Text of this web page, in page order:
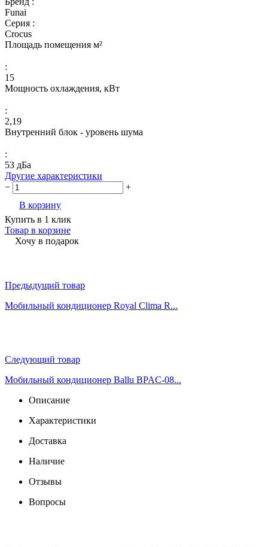
Funai
Серия :
Crocus
Площадь помещения м²
:
15
Мощность охлаждения, кВт
:
2,19
Внутренний блок - уровень шума
:
53 дБа
Другие характеристики
−
+
В корзину
Купить в 1 клик
Товар в корзине
Хочу в подарок
Предыдущий товар
Мобильный кондиционер Royal Clima R...
Следующий товар
Мобильный кондиционер Ballu BPAC-08...
Описание
Характеристики
Доставка
Наличие
Отзывы
Вопросы